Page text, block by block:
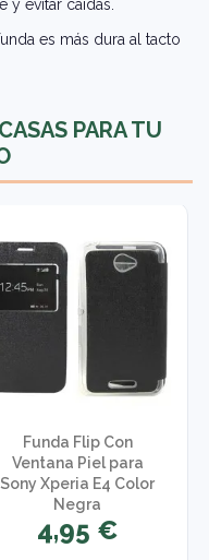
y evitar caídas.
es más dura al tacto
PARA TU
Funda Flip Con
Ventana Piel para
Sony Xperia E4 Color
Negra
4,95 €
1 opinión